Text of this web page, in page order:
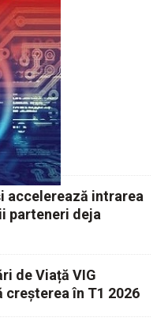
accelerează intrarea
parteneri deja
de Viață VIG
creșterea în T1 2026